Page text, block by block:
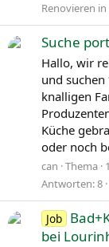
Renovieren
Suche
Hallo, wir
und suchen
knalligen
Küche
oder noch
can Thema
Antworten: 8
Job
bei